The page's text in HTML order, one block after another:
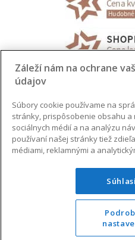
Záleží nám na ochrane
údajov
Súbory cookie používame na
stránky, prispôsobenie obsahu
sociálnych médií a na analýzu
používaní našej stránky tiež
médiami, reklamnými a